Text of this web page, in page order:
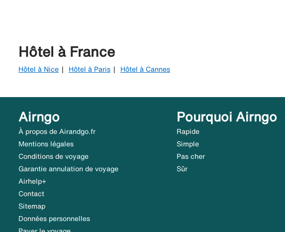
Hôtel à France
Hôtel à Nice Hôtel à Paris Hôtel à Cannes
Airngo
À propos de Airandgo.fr
Mentions légales
Conditions de voyage
Garantie annulation de voyage
Airhelp+
Contact
Sitemap
Données personnelles
Pourquoi Airngo
Rapide
Simple
Pas cher
Sûr